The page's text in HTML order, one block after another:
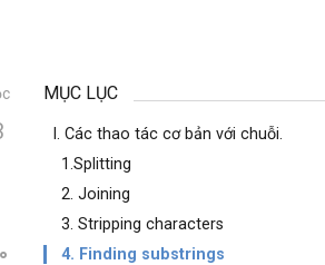
MỤC LỤC
I. Các thao tác cơ bản với chuỗi.
1.Splitting
2. Joining
3. Stripping characters
4. Finding substrings